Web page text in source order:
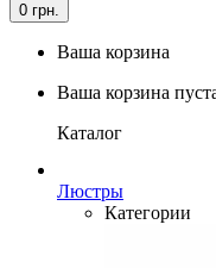
0 грн.
Ваша корзина
Ваша корзина
Каталог
Люстры
Категории